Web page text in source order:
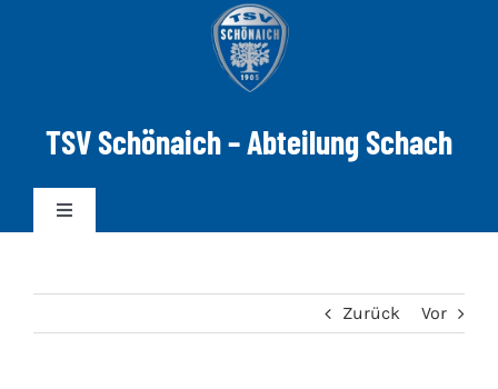
TSV Schönaich – Abteilung Schach
Toggle
Zurück Vor